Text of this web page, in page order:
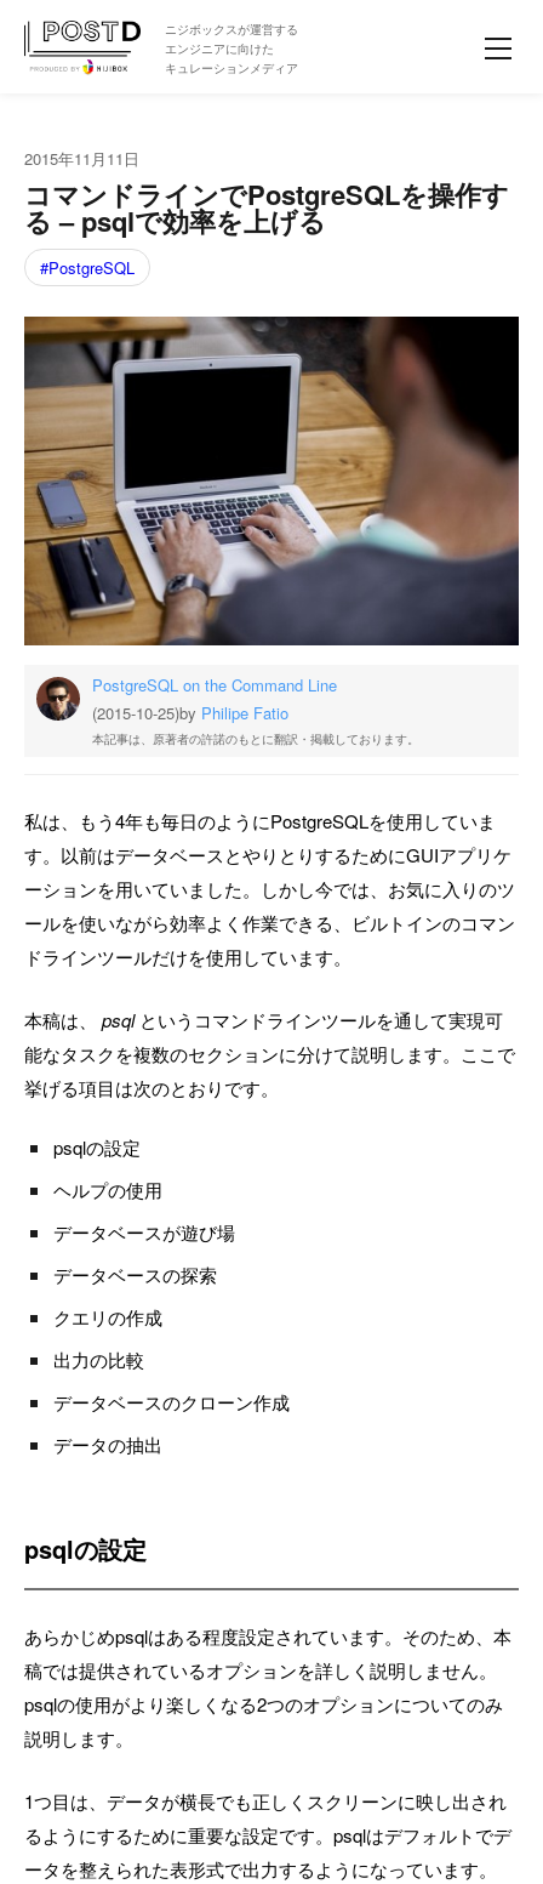
ニジボックスが運営する
エンジニアに向けた
キュレーションメディア
2015年11月11日
コマンドラインでPostgreSQLを操作す
る – psqlで効率を上げる
PostgreSQL
PostgreSQL on the Command Line
(2015-10-25)by Philipe Fatio
本記事は、原著者の許諾のもとに翻訳・掲載しております。
私は、もう4年も毎日のようにPostgreSQLを使用していま
す。以前はデータベースとやりとりするためにGUIアプリケ
ーションを用いていました。しかし今では、お気に入りのツ
ールを使いながら効率よく作業できる、ビルトインのコマン
ドラインツールだけを使用しています。
本稿は、 psqlというコマンドラインツールを通して実現可
能なタスクを複数のセクションに分けて説明します。ここで
挙げる項目は次のとおりです。
psqlの設定
ヘルプの使用
データベースが遊び場
データベースの探索
クエリの作成
出力の比較
データベースのクローン作成
データの抽出
psqlの設定
あらかじめpsqlはある程度設定されています。そのため、本
稿では提供されているオプションを詳しく説明しません。
psqlの使用がより楽しくなる2つのオプションについてのみ
説明します。
1つ目は、データが横長でも正しくスクリーンに映し出され
るようにするために重要な設定です。psqlはデフォルトでデ
ータを整えられた表形式で出力するようになっています。